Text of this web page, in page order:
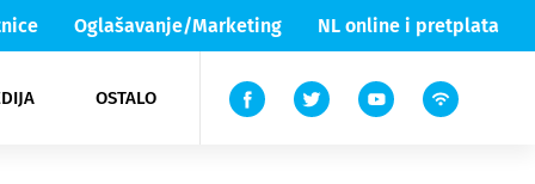
Oglašavanje/Marketing NL online i pretplata
OSTALO
Lika & Senj
TV